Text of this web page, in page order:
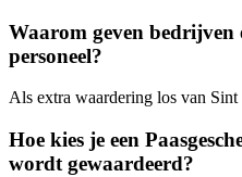
Waarom geven bedrijven
personeel?
Als extra waardering los van Sint
Hoe kies je een
wordt gewaardeerd?